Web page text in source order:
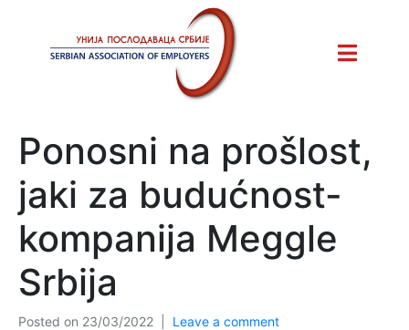
Ponosni na prošlost,
jaki za budućnost-
kompanija Meggle
Srbija
Posted on 23/03/2022 Leave a comment